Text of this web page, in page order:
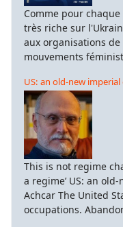
Comme pour
très riche sur
aux organisations
mouvements
US: an old-new
This is not regime
a regime’ US: an
Achcar The United
occupations.